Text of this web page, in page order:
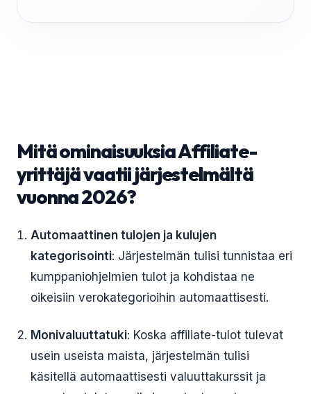
Mitä ominaisuuksia Affiliate-
yrittäjä vaatii järjestelmältä
vuonna 2026?
Automaattinen tulojen ja kulujen
kategorisointi: Järjestelmän tulisi tunnistaa eri
kumppaniohjelmien tulot ja kohdistaa ne
oikeisiin verokategorioihin automaattisesti.
Monivaluuttatuki: Koska affiliate-tulot tulevat
usein useista maista, järjestelmän tulisi
käsitellä automaattisesti valuuttakurssit ja